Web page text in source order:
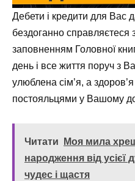
Дебети і кредити для Вас
бездоганно справляєтеся
заповненням Головної
день і все життя поруч з
улюблена сім’я, а
постояльцями у Вашому
Читати
Моя мила
народження від усієї
чудес і щастя